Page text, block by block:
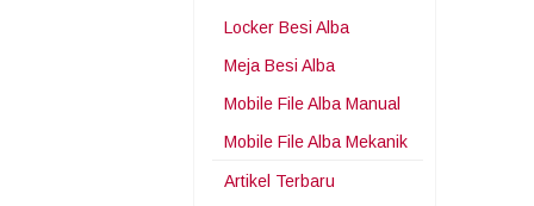
Locker Besi Alba
Meja Besi Alba
Mobile File Alba Manual
Mobile File Alba Mekanik
Artikel Terbaru